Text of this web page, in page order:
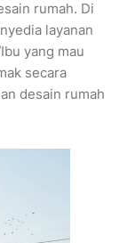
rumah. Di
layanan
yang mau
secara
desain rumah